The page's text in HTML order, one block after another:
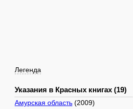
Легенда
Указания в Красных книгах (19)
Амурская область (2009)